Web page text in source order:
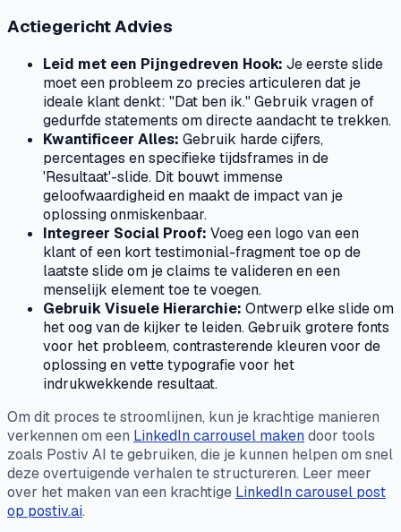
Actiegericht Advies
Leid met een Pijngedreven Hook: Je eerste slide
moet een probleem zo precies articuleren dat je
ideale klant denkt: "Dat ben ik." Gebruik vragen of
gedurfde statements om directe aandacht te trekken.
Kwantificeer Alles: Gebruik harde cijfers,
percentages en specifieke tijdsframes in de
'Resultaat'-slide. Dit bouwt immense
geloofwaardigheid en maakt de impact van je
oplossing onmiskenbaar.
Integreer Social Proof: Voeg een logo van een
klant of een kort testimonial-fragment toe op de
laatste slide om je claims te valideren en een
menselijk element toe te voegen.
Gebruik Visuele Hierarchie: Ontwerp elke slide om
het oog van de kijker te leiden. Gebruik grotere fonts
voor het probleem, contrasterende kleuren voor de
oplossing en vette typografie voor het
indrukwekkende resultaat.
Om dit proces te stroomlijnen, kun je krachtige manieren
verkennen om een LinkedIn carrousel makendoor tools
zoals Postiv AI te gebruiken, die je kunnen helpen om snel
deze overtuigende verhalen te structureren. Leer meer
over het maken van een krachtige LinkedIn carousel post
op postiv.ai.